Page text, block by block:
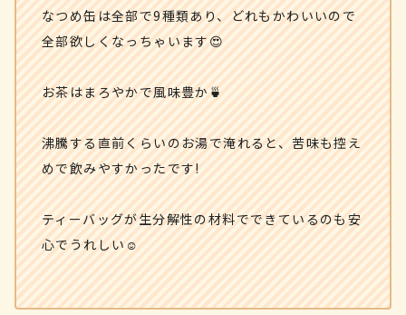
なつめ缶は全部で9種類あり、どれもかわいいので
全部欲しくなっちゃいます😍
お茶はまろやかで風味豊か🍵
沸騰する直前くらいのお湯で淹れると、苦味も控え
めで飲みやすかったです!
ティーバッグが生分解性の材料でできているのも安
心でうれしい☺️